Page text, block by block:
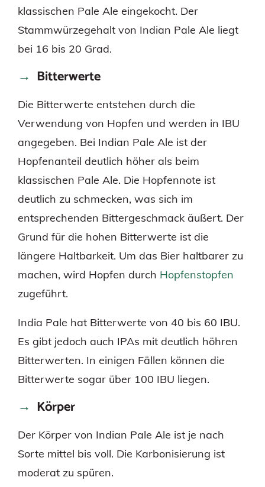
klassischen Pale Ale eingekocht. Der
Stammwürzegehalt von Indian Pale Ale liegt
bei 16 bis 20 Grad.
Bitterwerte
Die Bitterwerte entstehen durch die
Verwendung von Hopfen und werden in IBU
angegeben. Bei Indian Pale Ale ist der
Hopfenanteil deutlich höher als beim
klassischen Pale Ale. Die Hopfennote ist
deutlich zu schmecken, was sich im
entsprechenden Bittergeschmack äußert. Der
Grund für die hohen Bitterwerte ist die
längere Haltbarkeit. Um das Bier haltbarer zu
machen, wird Hopfen durch Hopfenstopfen
zugeführt.
India Pale hat Bitterwerte von 40 bis 60 IBU.
Es gibt jedoch auch IPAs mit deutlich höhren
Bitterwerten. In einigen Fällen können die
Bitterwerte sogar über 100 IBU liegen.
Körper
Der Körper von Indian Pale Ale ist je nach
Sorte mittel bis voll. Die Karbonisierung ist
moderat zu spüren.